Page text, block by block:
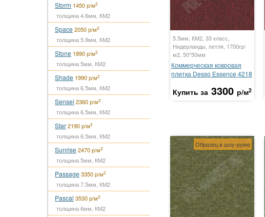
Storm 1450 р/м2
толщина 4.6мм, КМ2
Space 2050 р/м2
толщина 5.9мм, КМ2
Stone 1890 р/м2
толщина 5мм, КМ2
Shade 1990 р/м2
толщина 6.5мм, КМ2
Sensei 2360 р/м2
толщина 6.5мм, КМ2
Star2190 р/м2
толщина 6.5мм, КМ2
Sunrise 2470 р/м2
толщина 5мм, КМ2
Passage 3350 р/м2
толщина 7.5мм, КМ2
Pascal 3530 р/м2
толщина 6мм, КМ2
5.5мм, КМ2, 33 класс,
Нидерланды, петля, 1700гр/
м2, 50*50мм
Коммерческая ковровая
плитка Desso Essence 4218
Купить за 3300 р/м2
Образец в шоу-руме